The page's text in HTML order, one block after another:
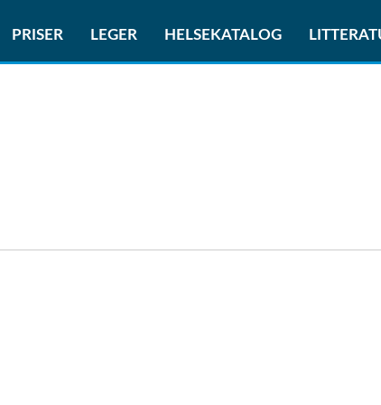
PRISER LEGER HELSEKATALOG